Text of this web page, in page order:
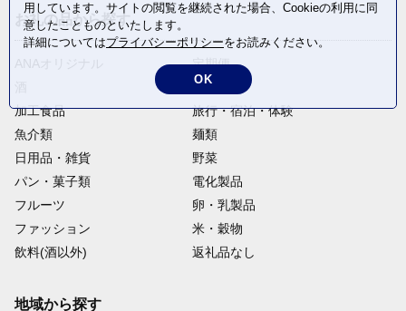
お礼の品から探す
定期便
肉類
加工食品
旅行・宿泊・体験
魚介類
麺類
日用品・雑貨
野菜
パン・菓子類
電化製品
フルーツ
卵・乳製品
ファッション
米・穀物
飲料(酒以外)
返礼品なし
地域から探す
用しています。サイトの閲覧を継続された場合、Cookieの利用に同
意したことものといたします。
詳細についてはプライバシーポリシーをお読みください。
OK